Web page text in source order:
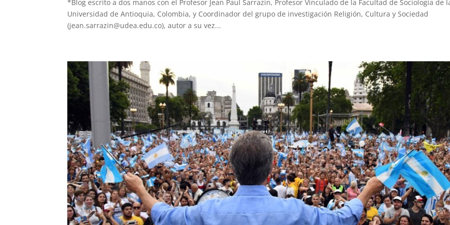
*Blog escrito a dos manos con el Profesor Jean Paul Sarrazin, Profesor Vinculado de la Facultad de Sociología de
Universidad de Antioquia, Colombia, y Coordinador del grupo de investigación Religión, Cultura y Sociedad
(jean.sarrazin@udea.edu.co), autor a su vez...